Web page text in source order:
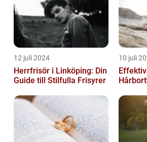
12 juli 2024
Herrfrisör i Linköping: Din
Guide till Stilfulla Frisyrer
10 juli